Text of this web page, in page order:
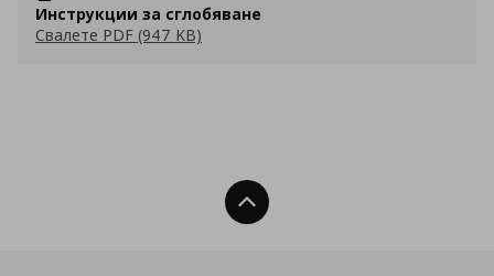
Инструкции за сглобяване
Свалете PDF (947 KB)
Нагоре